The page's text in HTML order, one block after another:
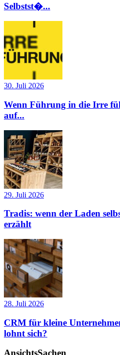
Selbstst�...
30. Juli 2026
Wenn Führung in die Irre
auf...
29. Juli 2026
Tradis: wenn der Laden
erzählt
28. Juli 2026
CRM für kleine
lohnt sich?